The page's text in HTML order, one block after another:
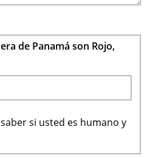
de Panamá son Rojo,
si usted es humano y